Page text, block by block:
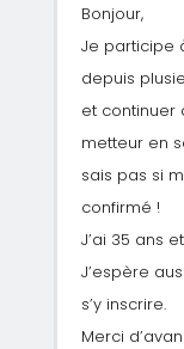
Bonjour,
Je participe
depuis
et continuer
metteur en
sais pas si
confirmé !
J’ai 35 ans
J’espère
s’y inscrire.
Merci